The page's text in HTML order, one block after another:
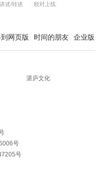
讲述/转述 校对上线
网页版 时间的朋友 企业版
湛庐文化
号
号